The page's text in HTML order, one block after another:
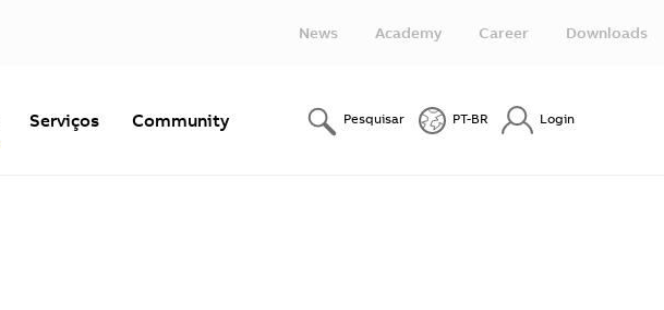
News Academy Career Downloads
Serviços Community Pesquisar PT-BR Login